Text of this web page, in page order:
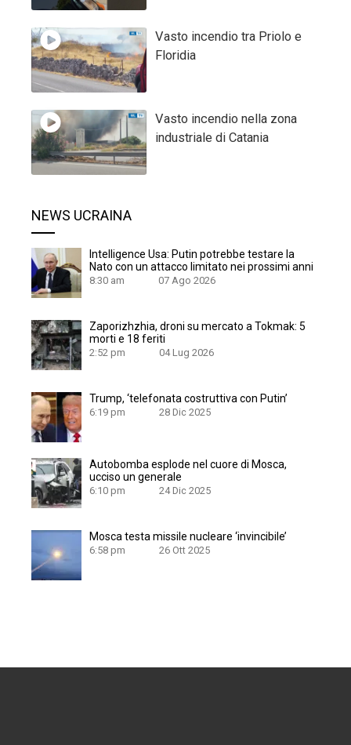
Vasto incendio tra Priolo e
Floridia
Vasto incendio nella zona
industriale di Catania
NEWS UCRAINA
Intelligence Usa: Putin potrebbe testare la
Nato con un attacco limitato nei prossimi anni
8:30 am 07 Ago 2026
Zaporizhzhia, droni su mercato a Tokmak: 5
morti e 18 feriti
2:52 pm 04 Lug 2026
Trump, ‘telefonata costruttiva con Putin’
6:19 pm 28 Dic 2025
Autobomba esplode nel cuore di Mosca,
ucciso un generale
6:10 pm 24 Dic 2025
Mosca testa missile nucleare ‘invincibile’
6:58 pm 26 Ott 2025